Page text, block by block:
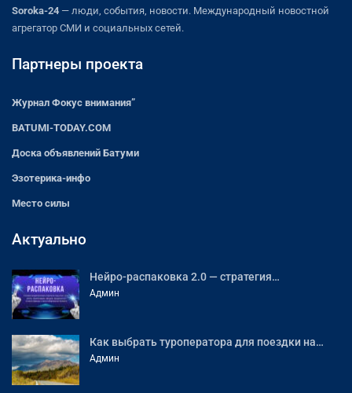
Soroka-24 — люди, события, новости. Международный новостной
агрегатор СМИ и социальных сетей.
Партнеры проекта
Журнал Фокус внимания”
BATUMI-TODAY.COM
Доска объявлений Батуми
Эзотерика-инфо
Место силы
Актуально
Нейро-распаковка 2.0 — стратегия…
Админ
Как выбрать туроператора для поездки на…
Админ